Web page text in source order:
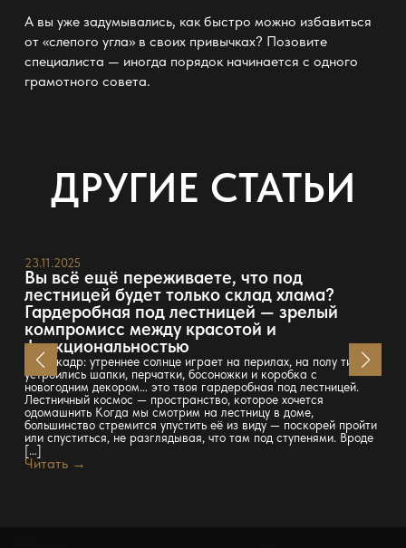
А вы уже задумывались, как быстро можно избавиться
от «слепого угла» в своих привычках? Позовите
специалиста — иногда порядок начинается с одного
грамотного совета.
ДРУГИЕ СТАТЬИ
23.11.2025
Вы всё ещё переживаете, что под
лестницей будет только склад хлама?
Гардеробная под лестницей — зрелый
компромисс между красотой и
функциональностью
Стоп-кадр: утреннее солнце играет на перилах, на полу тихо
устроились шапки, перчатки, босоножки и коробка с
новогодним декором… это твоя гардеробная под лестницей.
Лестничный космос — пространство, которое хочется
одомашнить Когда мы смотрим на лестницу в доме,
большинство стремится упустить её из виду — поскорей пройти
или спуститься, не разглядывая, что там под ступенями. Вроде
[…]
Читать →